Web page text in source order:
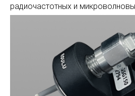
радиочастотных и